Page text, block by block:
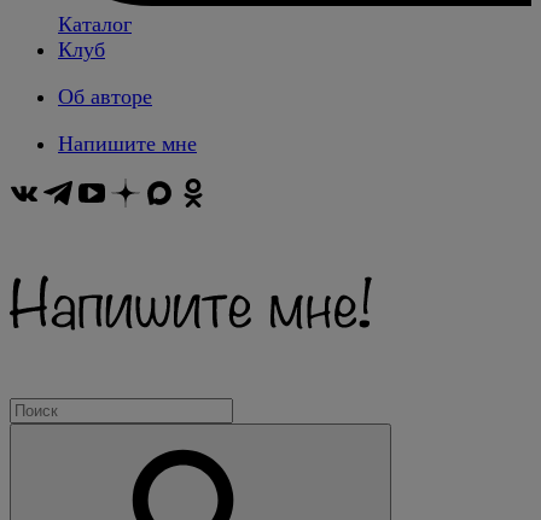
Каталог
Клуб
Об авторе
Напишите мне